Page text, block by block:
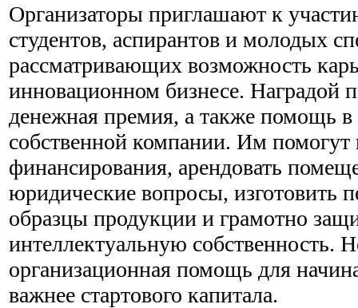
Организаторы приглашают к
студентов, аспирантов и молодых
рассматривающих возможность
инновационном бизнесе. Наградой
денежная премия, а также помощь в
собственной компании. Им помогут
финансирования, арендовать
юридические вопросы, изготовить
образцы продукции и грамотно
интеллектуальную собственность.
организационная помощь для
важнее стартового капитала.